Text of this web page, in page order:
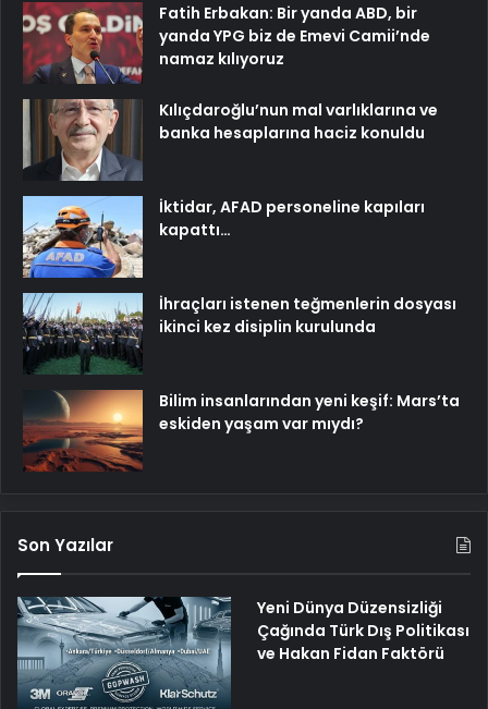
Fatih Erbakan: Bir yanda ABD, bir
yanda YPG biz de Emevi Camii’nde
namaz kılıyoruz
Kılıçdaroğlu’nun mal varlıklarına ve
banka hesaplarına haciz konuldu
İktidar, AFAD personeline kapıları
kapattı…
İhraçları istenen teğmenlerin dosyası
ikinci kez disiplin kurulunda
Bilim insanlarından yeni keşif: Mars’ta
eskiden yaşam var mıydı?
Son Yazılar
Yeni Dünya Düzensizliği
Çağında Türk Dış Politikası
ve Hakan Fidan Faktörü